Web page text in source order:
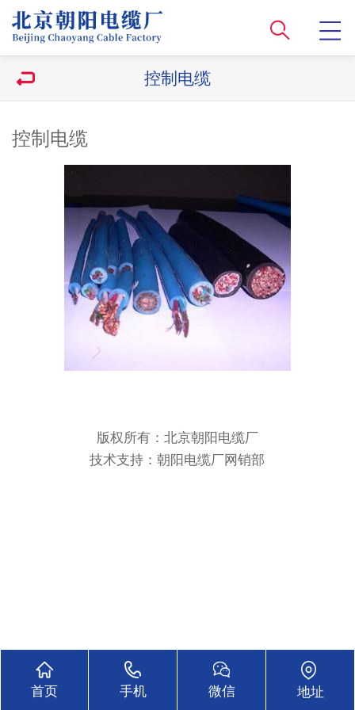
控制电缆
控制电缆
版权所有：北京朝阳电缆厂
技术支持：朝阳电缆厂网销部
首页 手机 微信 地址